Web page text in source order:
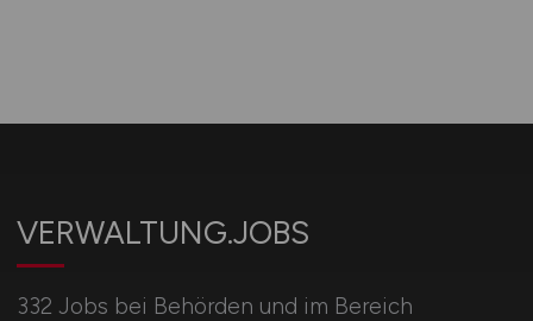
VERWALTUNG.JOBS
332 Jobs bei Behörden und im Bereich